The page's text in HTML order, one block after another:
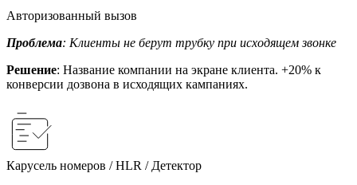
Авторизованный вызов
Проблема: Клиенты не берут трубку при исходящем звонке
Решение: Название компании на экране клиента. +20% к
конверсии дозвона в исходящих кампаниях.
Карусель номеров / HLR / Детектор